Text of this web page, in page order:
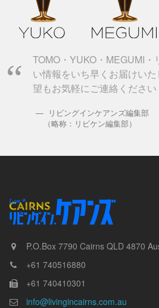
TOMO・YUKO・MEGUMI・
い情報をいち早くお届けい
望もお気軽にご連絡ください
リビングインケアンズ編集部
（略称：リビケン編集部）
P.O.Box 7790 Cairns QLD 4870
+61 740516880
+61 740410301
info@livingincairns.com.au